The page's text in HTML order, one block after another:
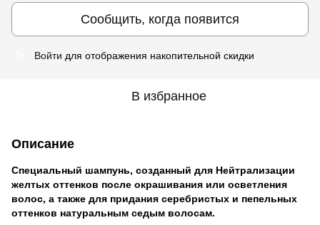
Сообщить, когда появится
Войти для отображения накопительной скидки
В избранное
Описание
Специальный шампунь, созданный для Нейтрализации
желтых оттенков после окрашивания или осветления
волос, а также для придания серебристых и пепельных
оттенков натуральным седым волосам.